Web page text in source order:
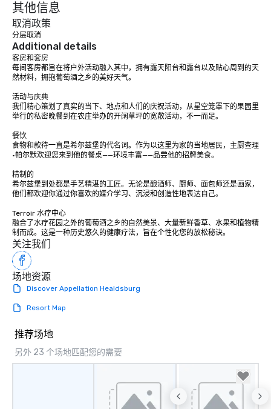
down at each venue
ways to network, but
groups, small or large.
as 500 guests,
choice for any
a tour is stress-free
enjoy the company of
Feel Like a VIP at
Smacking Foodie
group members
about waiting in line
其他信息
取消政策
分层取消
Additional details
客房和套房
每间客房都旨在将户外活动融入其中，拥有露天阳台和露台以及贴心周到的天
然材料，拥抱葡萄酒之乡的美好天气。
活动与庆典
我们精心策划了真实的当下、地点和人们的庆祝活动，从星空笼罩下的果园里
举行的私密晚餐到在农庄举办的开阔草坪的宽敞活动，不一而足。
餐饮
食物和款待一直是希尔兹堡的代名词。作为以这里为家的当地居民，主厨查理
·帕尔默欢迎您来到他的餐桌——环境丰富——品尝他的招牌美食。
精制的
希尔兹堡到处都是手艺精湛的工匠。无论是酿酒师、厨师、面包师还是画家，
他们都欢迎你通过你喜欢的媒介学习、沉浸和创造性地表达自己。
Terroir 水疗中心
融合了水疗花园之外的葡萄酒之乡的自然美景、大量新鲜香草、水果和植物精
制而成。这是一种历史悠久的健康疗法，旨在个性化您的放松秘诀。
关注我们
场地资源
Discover Appellation Healdsburg
Resort Map
推荐场地
另外 23 个场地匹配您的需要